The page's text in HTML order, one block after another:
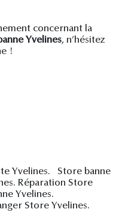
concernant la
Yvelines, n’hésitez
!
Yvelines. Store banne
Réparation Store
Yvelines.
Store Yvelines.